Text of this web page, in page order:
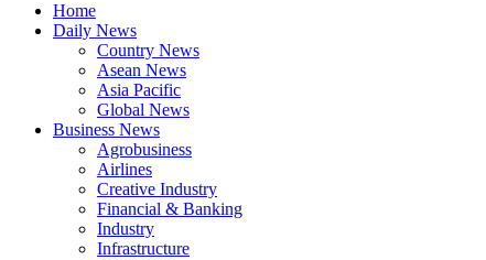
Home
Daily News
Country News
Asean News
Asia Pacific
Global News
Business News
Agrobusiness
Airlines
Creative Industry
Financial & Banking
Industry
Infrastructure